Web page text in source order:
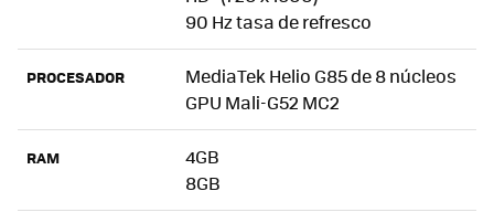
90 Hz tasa de refresco
PROCESADOR
MediaTek Helio G85 de 8 núcleos
GPU Mali-G52 MC2
RAM
4GB
8GB